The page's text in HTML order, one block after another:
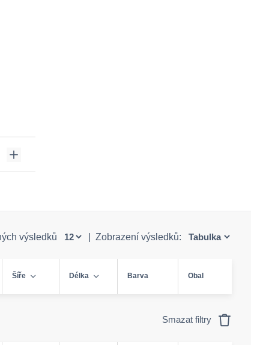
výsledků Zobrazení výsledků:
Šíře Délka Barva Obal
Smazat filtry